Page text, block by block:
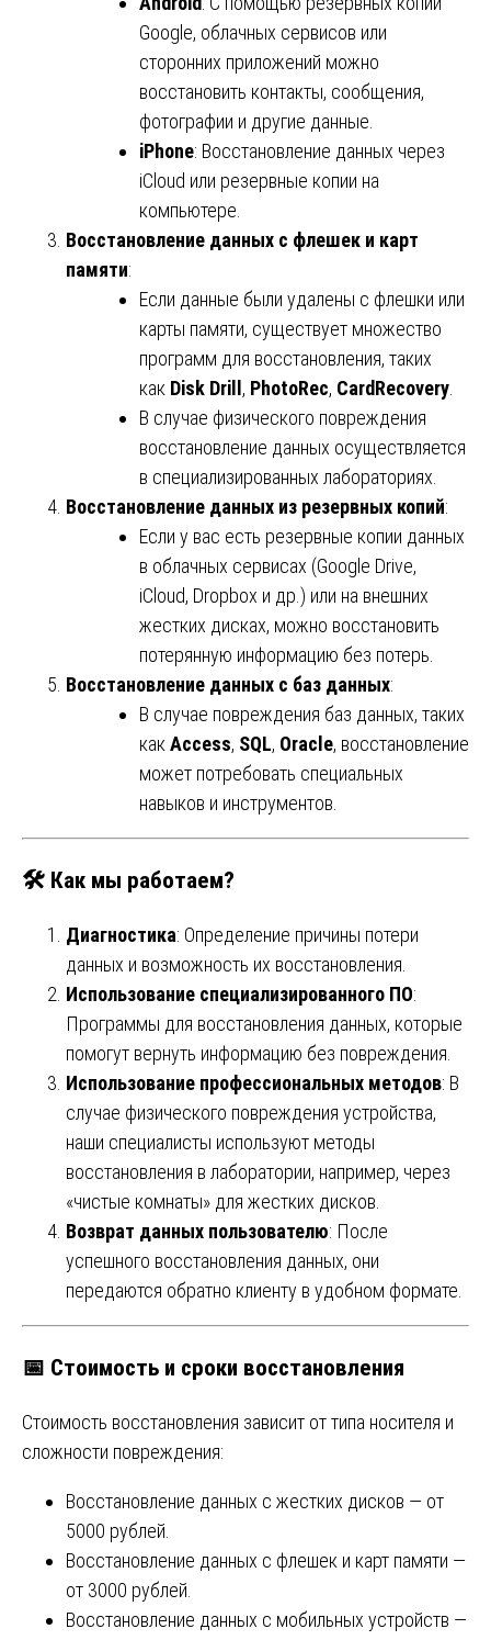
Google, облачных сервисов или
сторонних приложений можно
восстановить контакты, сообщения,
фотографии и другие данные.
iPhone: Восстановление данных через
iCloud или резервные копии на
компьютере.
Восстановление данных с флешек и карт
памяти:
Если данные были удалены с флешки или
карты памяти, существует множество
программ для восстановления, таких
как Disk Drill , PhotoRec, CardRecovery
В случае физического повреждения
восстановление данных осуществляется
в специализированных лабораториях.
Восстановление данных из резервных копий:
Если у вас есть резервные копии данных
в облачных сервисах (Google Drive,
iCloud, Dropbox и др.) или на внешних
жестких дисках, можно восстановить
потерянную информацию без потерь.
Восстановление данных с баз данных:
В случае повреждения баз данных, таких
как Access, SQL, Oracle, восстановление
может потребовать специальных
навыков и инструментов.
🛠 Как мы работаем?
Диагностика: Определение причины потери
данных и возможность их восстановления.
Использование специализированного ПО:
Программы для восстановления данных, которые
помогут вернуть информацию без повреждения.
Использование профессиональных методов: В
случае физического повреждения устройства,
наши специалисты используют методы
восстановления в лаборатории, например, через
«чистые комнаты» для жестких дисков.
Возврат данных пользователю: После
успешного восстановления данных, они
передаются обратно клиенту в удобном формате.
📅 Стоимость и сроки восстановления
Стоимость восстановления зависит от типа носителя и
сложности повреждения:
Восстановление данных с жестких дисков — от
5000 рублей.
Восстановление данных с флешек и карт памяти —
от 3000 рублей.
Восстановление данных с мобильных устройств —